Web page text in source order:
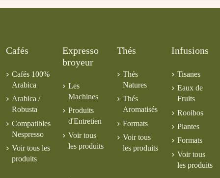
7,50 €
9,50 €
6,00 €
Lavé
8,00 €
Cafés
Cafés 100%
Arabica
Arabica /
Robusta
Compatibles
Nespresso
Voir tous les
produits
Expresso
broyeur
Les
Machines
Produits
d'Entretien
Voir tous
les produits
Thés
Thés
Natures
Thés
Aromatisés
Formats
Voir tous
les produits
Infusions
Tisanes
Eaux de
Fruits
Rooibos
Plantes
Formats
Voir tous
les produits